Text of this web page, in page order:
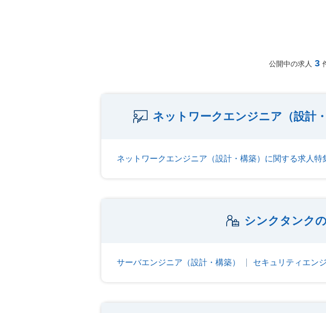
公開中の求人 3
ネットワークエンジニア（設計
ネットワークエンジニア（設計・構築）に関する求人特
シンクタンク
サーバエンジニア（設計・構築） セキュリティエン